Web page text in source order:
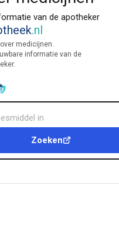
van de apotheker
.nl
medicijnen.
informatie van de
Zoeken